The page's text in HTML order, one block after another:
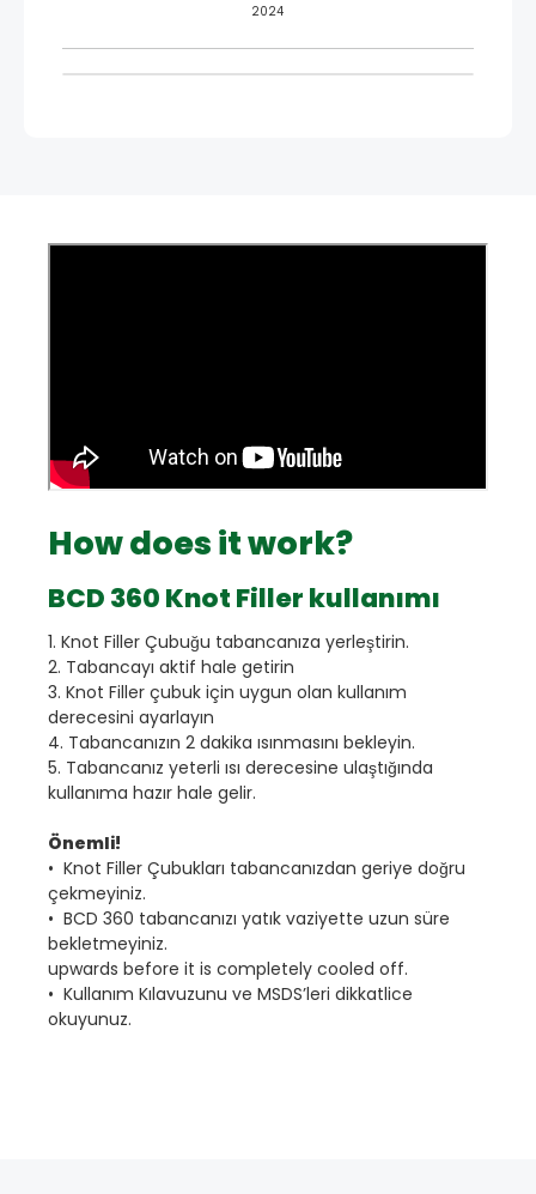
2024
How does it work?
BCD 360 Knot Filler kullanımı
1. Knot Filler Çubuğu tabancanıza yerleştirin.
2. Tabancayı aktif hale getirin
3. Knot Filler çubuk için uygun olan kullanım
derecesini ayarlayın
4. Tabancanızın 2 dakika ısınmasını bekleyin.
5. Tabancanız yeterli ısı derecesine ulaştığında
kullanıma hazır hale gelir.
Önemli!
• Knot Filler Çubukları tabancanızdan geriye doğru
çekmeyiniz.
• BCD 360 tabancanızı yatık vaziyette uzun süre
bekletmeyiniz.
upwards before it is completely cooled off.
• Kullanım Kılavuzunu ve MSDS’leri dikkatlice
okuyunuz.